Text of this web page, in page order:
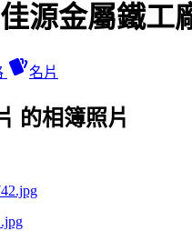
源金屬鐵工
名片
的相簿照片